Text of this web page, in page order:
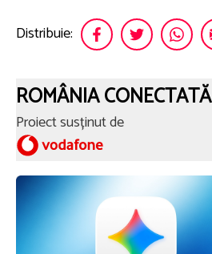
Distribuie:
ROMÂNIA CONECTATĂ
Proiect susținut de